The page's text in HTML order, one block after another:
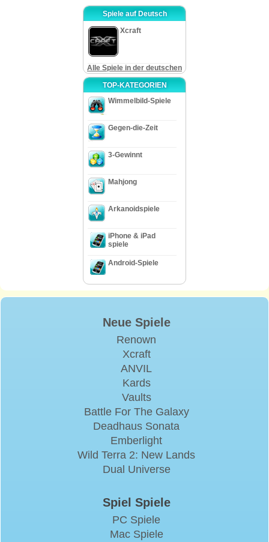
Spiele auf Deutsch
Xcraft
Alle Spiele in der deutschen
TOP-KATEGORIEN
Wimmelbild-Spiele
Gegen-die-Zeit
3-Gewinnt
Mahjong
Arkanoidspiele
iPhone & iPad
spiele
Android-Spiele
Neue Spiele
Renown
Xcraft
ANVIL
Kards
Vaults
Battle For The Galaxy
Deadhaus Sonata
Emberlight
Wild Terra 2: New Lands
Dual Universe
Spiel Spiele
PC Spiele
Mac Spiele